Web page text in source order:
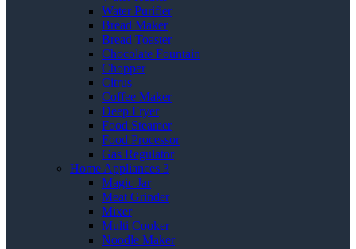
Water Purifier
Bread Maker
Bread Toaster
Chocolate Fountain
Chopper
Citrus
Coffee Maker
Deep Fryer
Food Steamer
Food Processor
Gas Regulator
Home Appliances 3
Magic Jar
Meat Grinder
Mixer
Multi Cooker
Noodle Maker